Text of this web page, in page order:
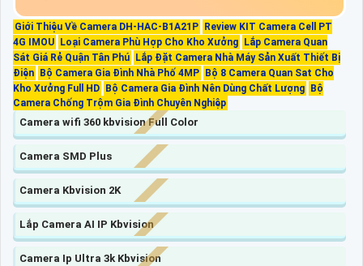
Giới Thiệu Về Camera DH-HAC-B1A21P
Review KIT Camera Cell PT
4G IMOU
Loại Camera Phù Hợp Cho Kho Xưởng
Lắp Camera Quan
Sát Giá Rẻ Quận Tân Phú
Lắp Đặt Camera Nhà Máy Sản Xuất Thiết Bị
Điện
Bộ Camera Gia Đình Nhà Phố 4MP
Bộ 8 Camera Quan Sat Cho
Kho Xưởng Full HD
Bộ Camera Gia Đình Nên Dùng Chất Lượng
Bộ
Camera Chống Trộm Gia Đình Chuyên Nghiệp
Camera wifi 360 kbvision Full Color
Camera SMD Plus
Camera Kbvision 2K
Lắp Camera AI IP Kbvision
Camera Ip Ultra 3k Kbvision